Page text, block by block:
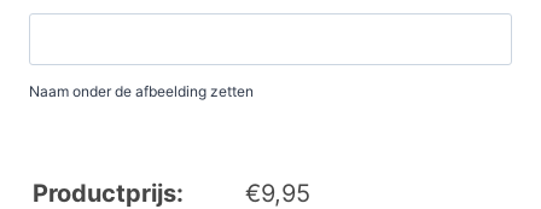
Naam onder de afbeelding zetten
Productprijs: €9,95